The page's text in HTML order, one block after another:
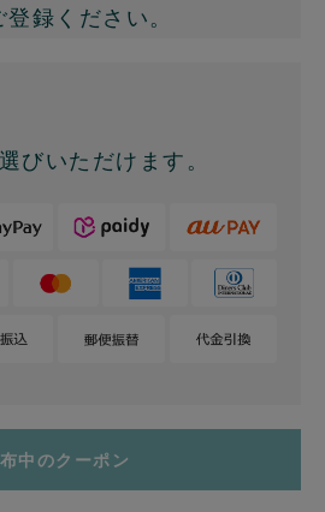
登録ください。
びいただけます。
中のクーポン